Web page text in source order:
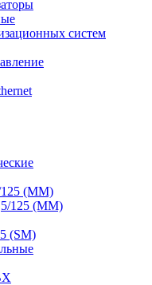
систем
125 (ММ)
125 (ММ)
(SM)